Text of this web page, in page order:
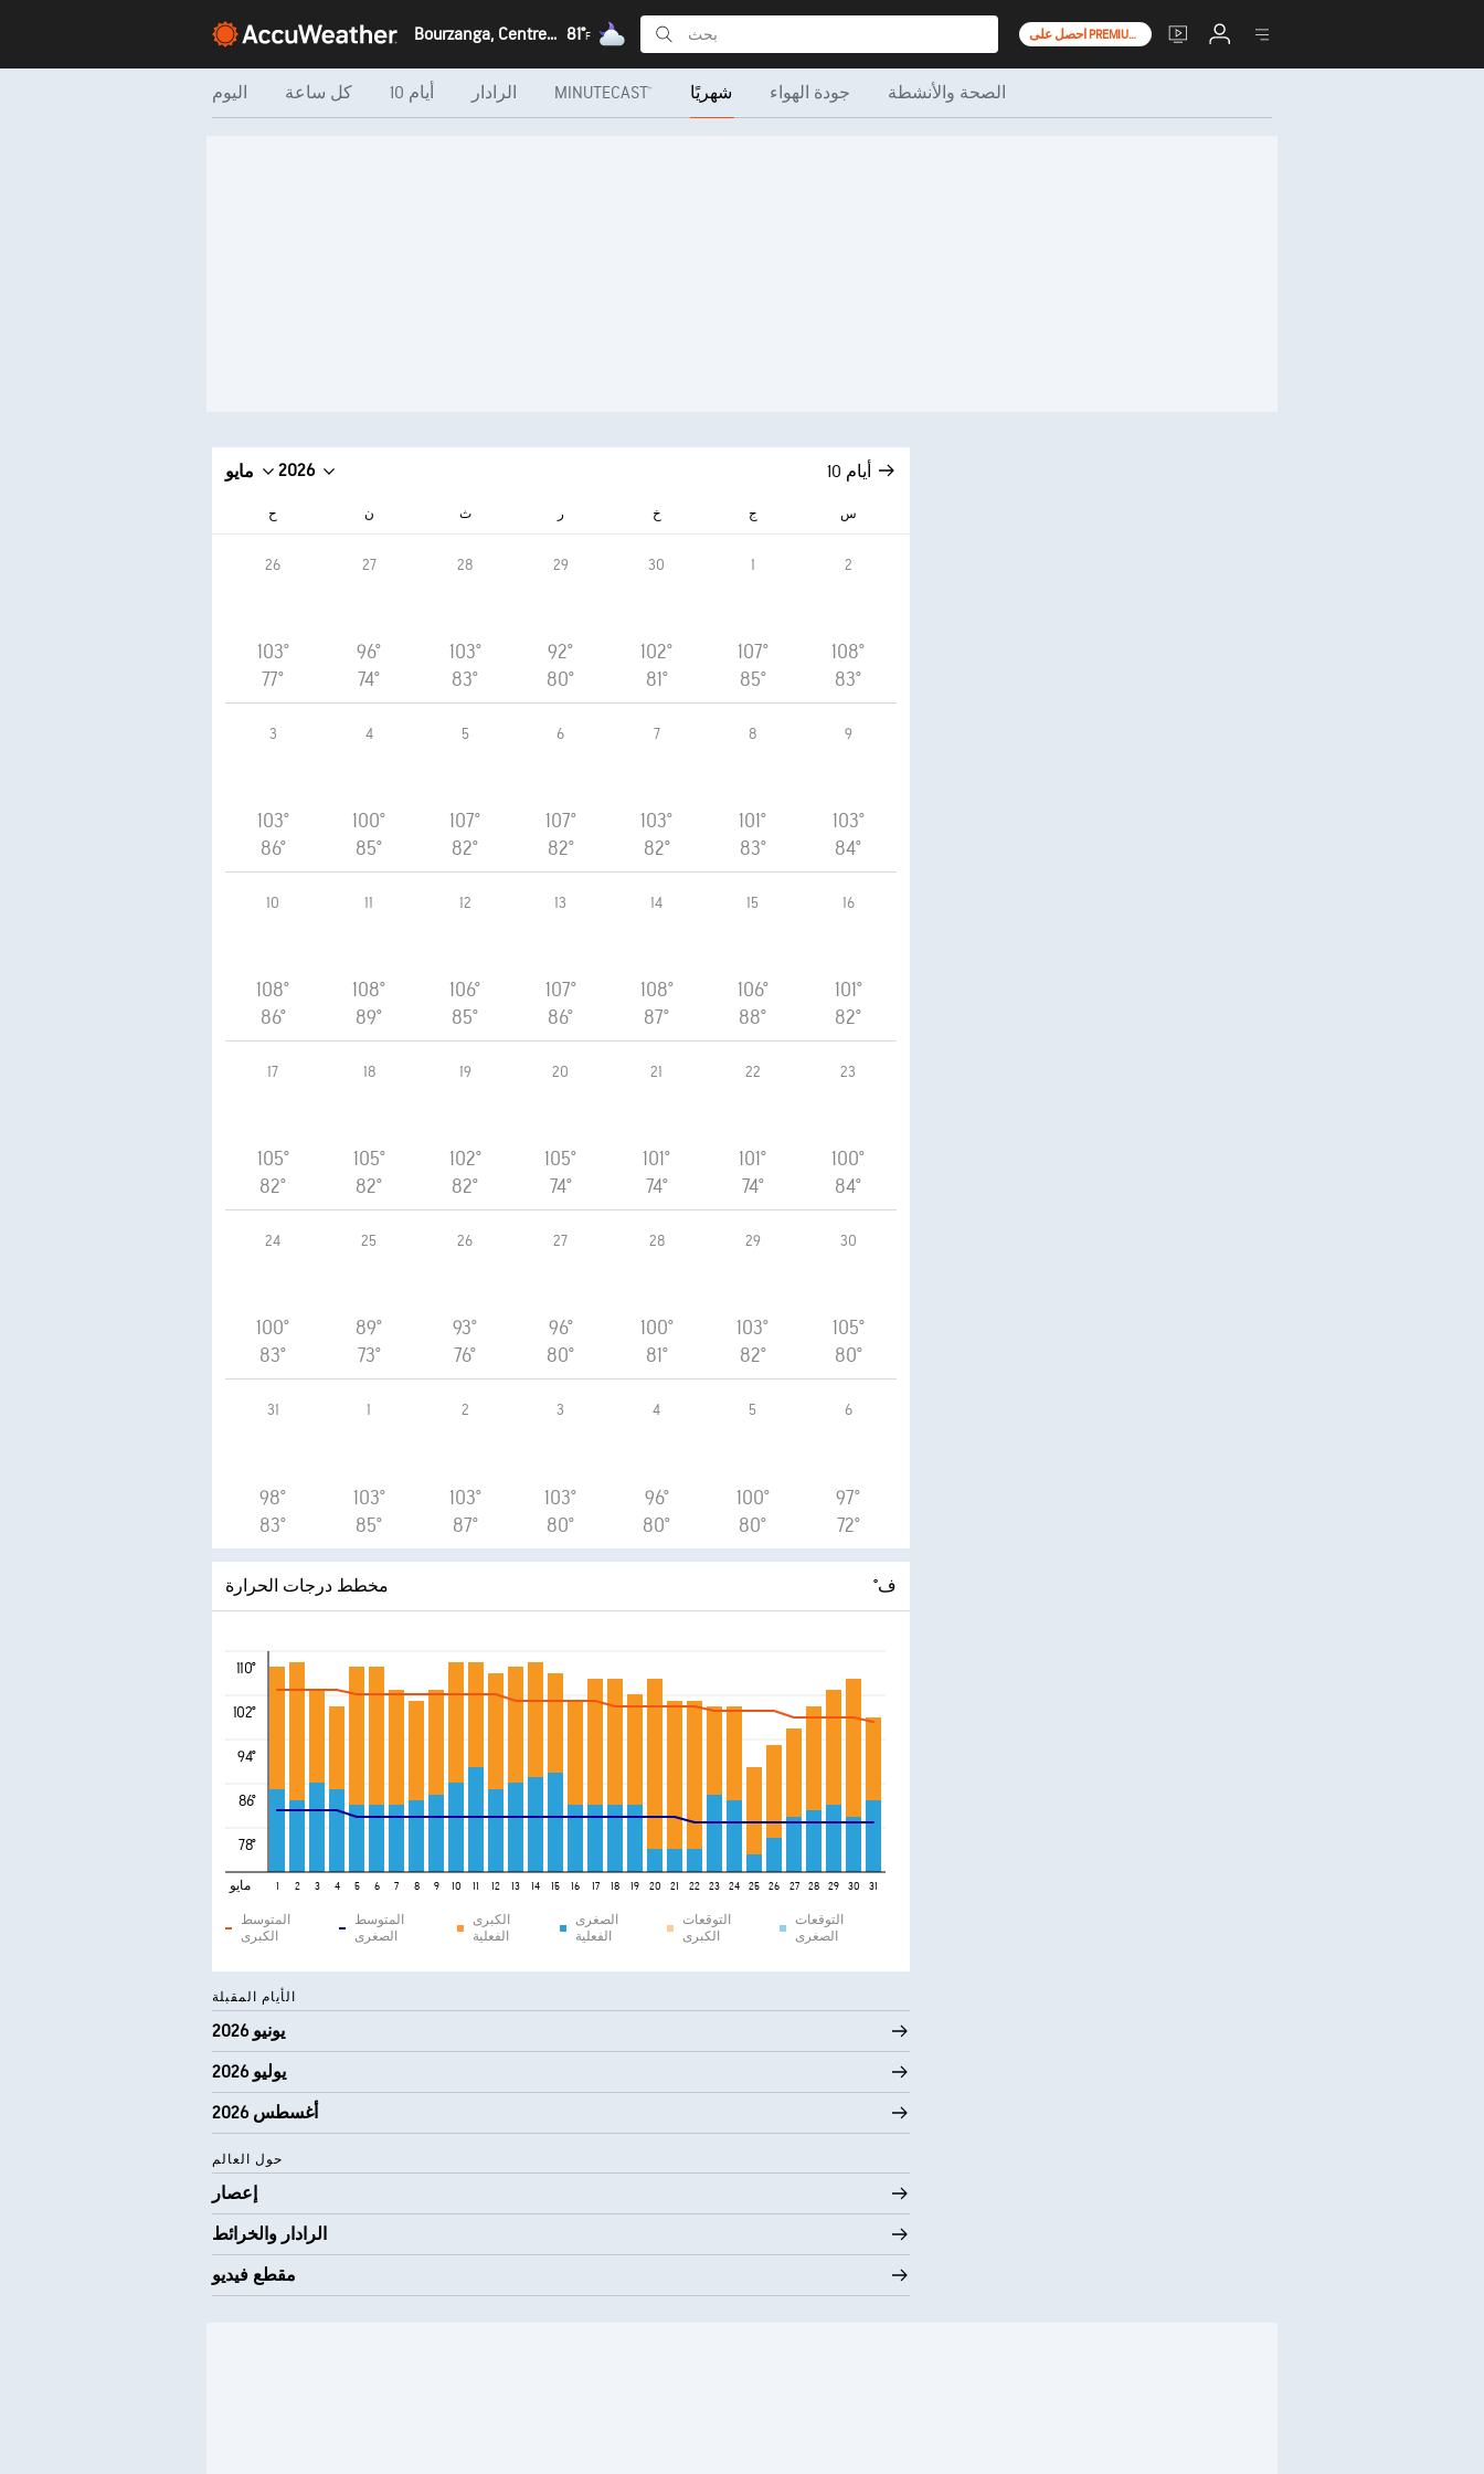
Bourzanga, Centre-Nord 81°F احصل على PREMIUM+
اليوم كل ساعة 10 أيام الرادار MINUTECAST® شهريًا جودة الهواء الصحة والأنشطة
مايو 2026 10 أيام
ح ن ث ر خ ج س
26
103°
77°
27
96°
74°
28
103°
83°
29
92°
80°
30
102°
81°
1
107°
85°
2
108°
83°
3
103°
86°
4
100°
85°
5
107°
82°
6
107°
82°
7
103°
82°
8
101°
83°
9
103°
84°
10
108°
86°
11
108°
89°
12
106°
85°
13
107°
86°
14
108°
87°
15
106°
88°
16
101°
82°
17
105°
82°
18
105°
82°
19
102°
82°
20
105°
74°
21
101°
74°
22
101°
74°
23
100°
84°
24
100°
83°
25
89°
73°
26
93°
76°
27
96°
80°
28
100°
81°
29
103°
82°
30
105°
80°
31
98°
83°
1
103°
85°
2
103°
87°
3
103°
80°
4
96°
80°
5
100°
80°
6
97°
72°
مخطط درجات الحرارة °ف
110°
102°
94°
86°
78°
مايو 1 2 3 4 5 6 7 8 9 10 11 12 13 14 15 16 17 18 19 20 21 22 23 24 25 26 27 28 29 30 31
المتوسط
الكبرى
المتوسط
الصغرى
الكبرى
الفعلية
الصغرى
الفعلية
التوقعات
الكبرى
التوقعات
الصغرى
الأيام المقبلة
يونيو 2026
يوليو 2026
أغسطس 2026
حول العالم
إعصار
الرادار والخرائط
مقطع فيديو